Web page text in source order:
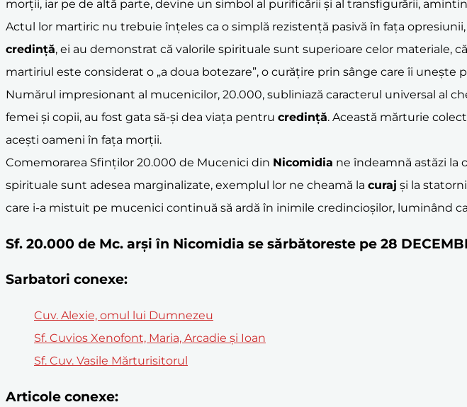
morții, iar pe de altă parte, devine un simbol al purificării și al transfigurării,
Actul lor martiric nu trebuie înțeles ca o simplă rezistență pasivă în fața
credință, ei au demonstrat că valorile spirituale sunt superioare celor materiale,
martiriul este considerat o „a doua botezare”, o curățire prin sânge care îi unește
Numărul impresionant al mucenicilor, 20.000, subliniază caracterul universal al
femei și copii, au fost gata să-și dea viața pentru credință. Această mărturie
acești oameni în fața morții.
Comemorarea Sfinților 20.000 de Mucenici din Nicomidia ne îndeamnă astăzi la
spirituale sunt adesea marginalizate, exemplul lor ne cheamă la curaj și la
care i-a mistuit pe mucenici continuă să ardă în inimile credincioșilor, luminând
Sf. 20.000 de Mc. arși în Nicomidia se sărbătoreste pe 28
Sarbatori conexe:
Cuv. Alexie, omul lui Dumnezeu
Sf. Cuvios Xenofont, Maria, Arcadie şi Ioan
Sf. Cuv. Vasile Mărturisitorul
Articole conexe: